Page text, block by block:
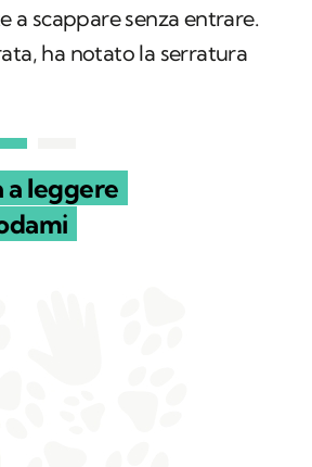
a scappare senza entrare.
ha notato la serratura
a leggere